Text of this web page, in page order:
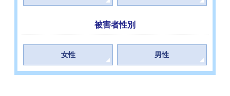
被害者性別
女性 男性